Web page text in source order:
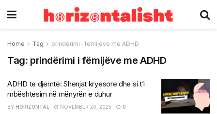
Home Tag prindërimi i fëmijëve me ADHD
Tag: prindërimi i fëmijëve me ADHD
ADHD te djemtë: Shenjat kryesore dhe si t’i
mbështesim në mënyrën e duhur
BY HORIZONTAL NOVEMBER 20, 2025 0